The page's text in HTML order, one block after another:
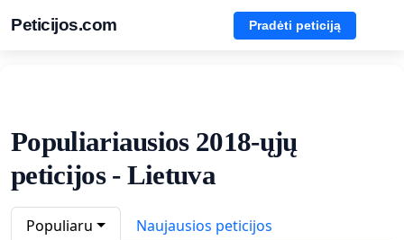
Peticijos.com Pradėti peticiją
Populiariausios 2018-ųjų
peticijos - Lietuva
Populiaru Naujausios peticijos